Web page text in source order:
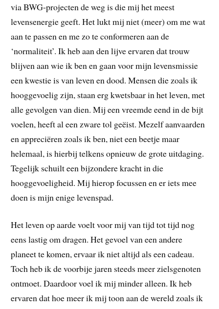
via BWG-projecten de weg is die mij het meest
levensenergie geeft. Het lukt mij niet (meer) om me wat
aan te passen en me zo te conformeren aan de
‘normaliteit’. Ik heb aan den lijve ervaren dat trouw
blijven aan wie ik ben en gaan voor mijn levensmissie
een kwestie is van leven en dood. Mensen die zoals ik
hooggevoelig zijn, staan erg kwetsbaar in het leven, met
alle gevolgen van dien. Mij een vreemde eend in de bijt
voelen, heeft al een zware tol geëist. Mezelf aanvaarden
en appreciëren zoals ik ben, niet een beetje maar
helemaal, is hierbij telkens opnieuw de grote uitdaging.
Tegelijk schuilt een bijzondere kracht in die
hooggevoeligheid. Mij hierop focussen en er iets mee
doen is mijn enige levenspad.
Het leven op aarde voelt voor mij van tijd tot tijd nog
eens lastig om dragen. Het gevoel van een andere
planeet te komen, ervaar ik niet altijd als een cadeau.
Toch heb ik de voorbije jaren steeds meer zielsgenoten
ontmoet. Daardoor voel ik mij minder alleen. Ik heb
ervaren dat hoe meer ik mij toon aan de wereld zoals ik